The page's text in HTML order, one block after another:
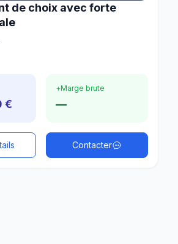
de choix avec forte
€
+Marge brute
—
Contacter